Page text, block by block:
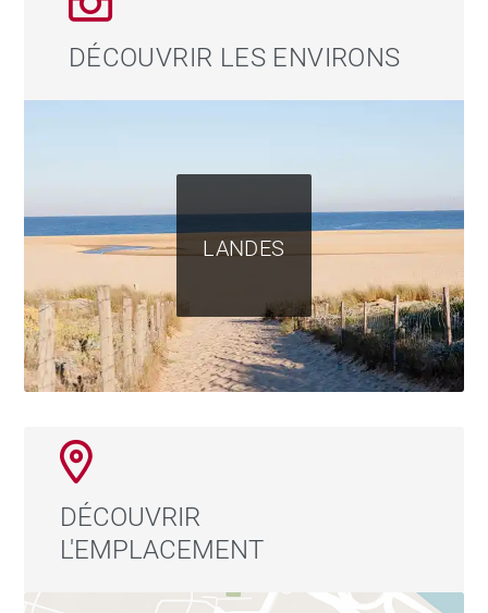
DÉCOUVRIR LES ENVIRONS
LANDES
DÉCOUVRIR
L'EMPLACEMENT